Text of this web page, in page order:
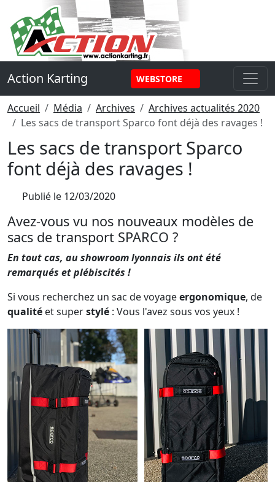
Panneau de gestion des cookies
Action Karting WEBSTORE
Accueil Média Archives
Archives actualités 2020
Les sacs de transport Sparco font déjà des ravages !
Les sacs de transport Sparco
font déjà des ravages !
Publié le 12/03/2020
Avez-vous vu nos nouveaux modèles de
sacs de transport SPARCO ?
En tout cas, au showroom lyonnais ils ont été
remarqués et plébiscités !
Si vous recherchez un sac de voyageergonomique, de
qualité et superstylé : Vous l'avez sous vos yeux !